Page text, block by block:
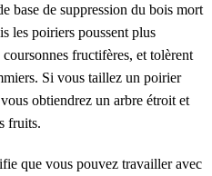
base de suppression du bois mort
les poiriers poussent plus
fructifères, et tolèrent
Si vous taillez un poirier
obtiendrez un arbre étroit et
fruits.
que vous pouvez travailler avec